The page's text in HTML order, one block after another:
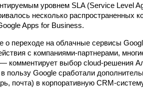
уровнем SLA (Service Level
несколько распространенных
Apps for Business.
о переходе на облачные сервисы
с компаниями-партнерами,
— комментирует выбор cloud-решения
пользу Google сработали
почта) в корпоративную CRM-